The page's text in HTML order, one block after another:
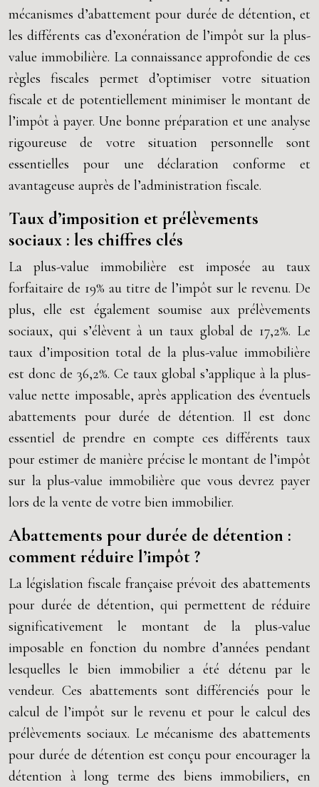
mécanismes d’abattement pour durée de détention, et
les différents cas d’exonération de l’impôt sur la plus-
value immobilière. La connaissance approfondie de ces
règles fiscales permet d’optimiser votre situation
fiscale et de potentiellement minimiser le montant de
l’impôt à payer. Une bonne préparation et une analyse
rigoureuse de votre situation personnelle sont
essentielles pour une déclaration conforme et
avantageuse auprès de l’administration fiscale.
Taux d’imposition et prélèvements
sociaux : les chiffres clés
La plus-value immobilière est imposée au taux
forfaitaire de 19% au titre de l’impôt sur le revenu. De
plus, elle est également soumise aux prélèvements
sociaux, qui s’élèvent à un taux global de 17,2%. Le
taux d’imposition total de la plus-value immobilière
est donc de 36,2%. Ce taux global s’applique à la plus-
value nette imposable, après application des éventuels
abattements pour durée de détention. Il est donc
essentiel de prendre en compte ces différents taux
pour estimer de manière précise le montant de l’impôt
sur la plus-value immobilière que vous devrez payer
lors de la vente de votre bien immobilier.
Abattements pour durée de détention :
comment réduire l’impôt ?
La législation fiscale française prévoit des abattements
pour durée de détention, qui permettent de réduire
significativement le montant de la plus-value
imposable en fonction du nombre d’années pendant
lesquelles le bien immobilier a été détenu par le
vendeur. Ces abattements sont différenciés pour le
calcul de l’impôt sur le revenu et pour le calcul des
prélèvements sociaux. Le mécanisme des abattements
pour durée de détention est conçu pour encourager la
détention à long terme des biens immobiliers, en